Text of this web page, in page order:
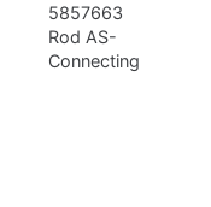
5857663
Rod AS-
Connecting